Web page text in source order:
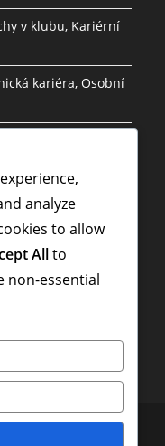
v klubu, Kariérní
kariéra, Osobní
historie
život, Osobní
Kontakt
analyze
to allow
Allto
non-essential